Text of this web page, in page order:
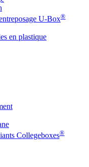
U-Box®
en plastique
Collegeboxes®